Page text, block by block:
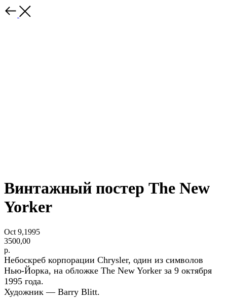
Винтажный постер The New
Yorker
Oct 9,1995
3500,00
р.
Небоскреб корпорации Chrysler, один из символов
Нью-Йорка, на обложке The New Yorker за 9 октября
1995 года.
Художник — Barry Blitt.